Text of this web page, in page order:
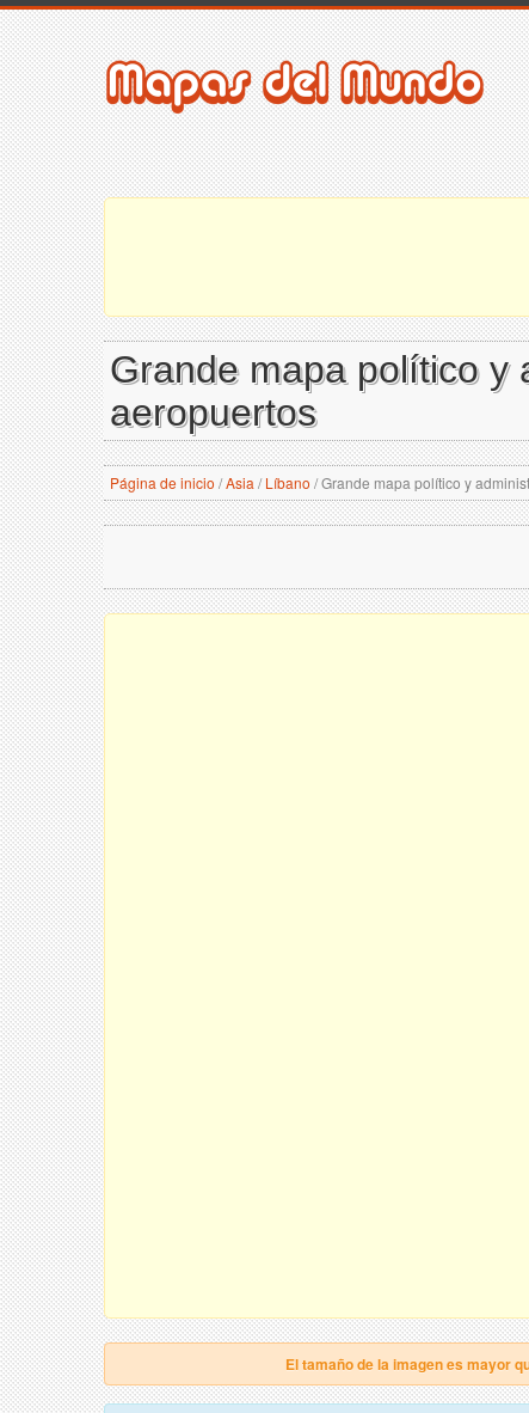
Grande mapa político y
aeropuertos
Página de inicio /Asia / Líbano /Grande mapa político y
El tamaño de la imagen es mayor